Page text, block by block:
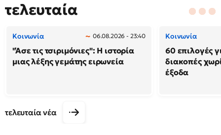
τελευταία
Κοινωνία 06.08.2026 - 23:40
"Άσε τις τσιριμόνιες": Η ιστορία
μιας λέξης γεμάτης ειρωνεία
Κοινωνία
60 επιλογές
διακοπές
έξοδα
τελευταία νέα